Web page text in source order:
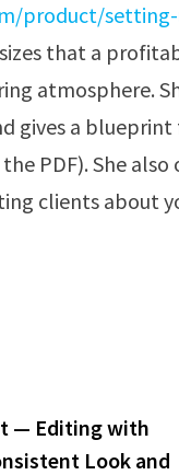
product/
that a
atmosphere.
gives a
PDF). She
clients about
— Editing with
Look and